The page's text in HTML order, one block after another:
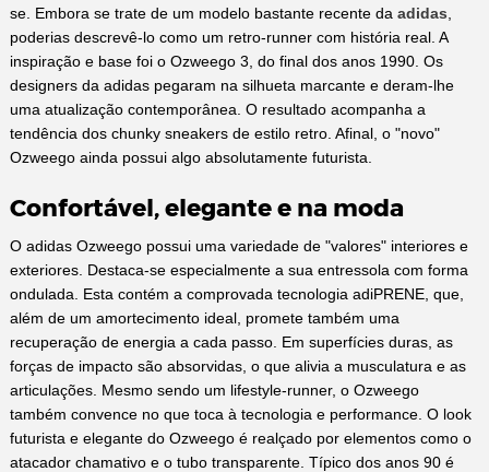
se. Embora se trate de um modelo bastante recente da adidas,
poderias descrevê-lo como um retro-runner com história real. A
inspiração e base foi o Ozweego 3, do final dos anos 1990. Os
designers da adidas pegaram na silhueta marcante e deram-lhe
uma atualização contemporânea. O resultado acompanha a
tendência dos chunky sneakers de estilo retro. Afinal, o "novo"
Ozweego ainda possui algo absolutamente futurista.
Confortável, elegante e na moda
O adidas Ozweego possui uma variedade de "valores" interiores e
exteriores. Destaca-se especialmente a sua entressola com forma
ondulada. Esta contém a comprovada tecnologia adiPRENE, que,
além de um amortecimento ideal, promete também uma
recuperação de energia a cada passo. Em superfícies duras, as
forças de impacto são absorvidas, o que alivia a musculatura e as
articulações. Mesmo sendo um lifestyle-runner, o Ozweego
também convence no que toca à tecnologia e performance. O look
futurista e elegante do Ozweego é realçado por elementos como o
atacador chamativo e o tubo transparente. Típico dos anos 90 é